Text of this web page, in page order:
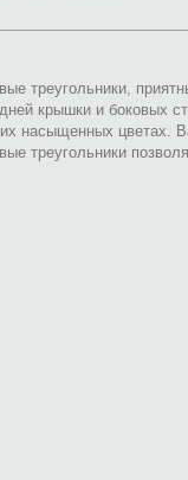
треугольники,
крышки и боковых
насыщенных цветах.
треугольники